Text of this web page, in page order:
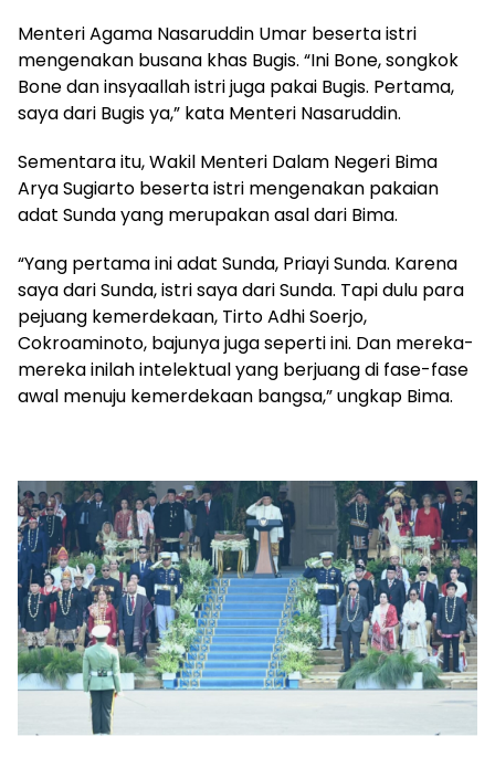
Menteri Agama Nasaruddin Umar beserta istri
mengenakan busana khas Bugis. “Ini Bone, songkok
Bone dan insyaallah istri juga pakai Bugis. Pertama,
saya dari Bugis ya,” kata Menteri Nasaruddin.
Sementara itu, Wakil Menteri Dalam Negeri Bima
Arya Sugiarto beserta istri mengenakan pakaian
adat Sunda yang merupakan asal dari Bima.
“Yang pertama ini adat Sunda, Priayi Sunda. Karena
saya dari Sunda, istri saya dari Sunda. Tapi dulu para
pejuang kemerdekaan, Tirto Adhi Soerjo,
Cokroaminoto, bajunya juga seperti ini. Dan mereka-
mereka inilah intelektual yang berjuang di fase-fase
awal menuju kemerdekaan bangsa,” ungkap Bima.